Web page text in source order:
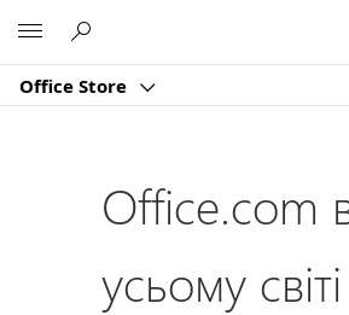
Office Store
Office.com
усьому світі